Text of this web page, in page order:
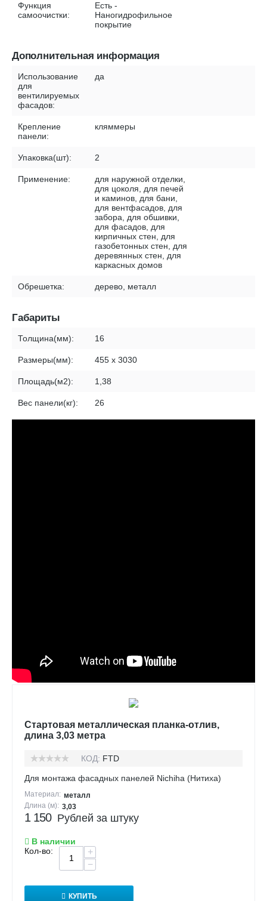
Функция
самоочистки:
Есть -
Наногидрофильное
покрытие
Дополнительная информация
Использование
для
вентилируемых
фасадов:
да
Крепление
панели:
кляммеры
Упаковка(шт): 2
Применение:
для наружной отделки,
для цоколя, для печей
и каминов, для бани,
для вентфасадов, для
забора, для обшивки,
для фасадов, для
кирпичных стен, для
газобетонных стен, для
деревянных стен, для
каркасных домов
Обрешетка: дерево, металл
Габариты
Толщина(мм): 16
Размеры(мм): 455 х 3030
Площадь(м2): 1,38
Вес панели(кг): 26
Стартовая металлическая планка-отлив,
длина 3,03 метра
КОД: FTD
Для монтажа фасадных панелей Nichiha (Нитиха)
Материал: металл
Длина (м): 3,03
1 150 Рублей за штуку
В наличии
Кол-во:
+
−
КУПИТЬ